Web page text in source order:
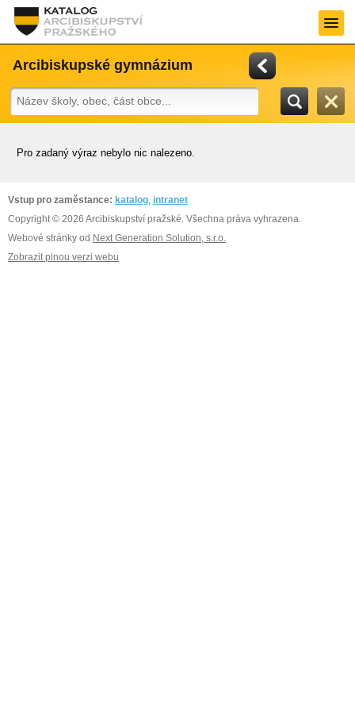
Arcibiskupské gymnázium
Pro zadaný výraz nebylo nic nalezeno.
Vstup pro zaměstance: katalog, intranet
Copyright © 2026 Arcibiskupství pražské. Všechna práva vyhrazena.
Webové stránky od Next Generation Solution, s.r.o.
Zobrazit plnou verzi webu